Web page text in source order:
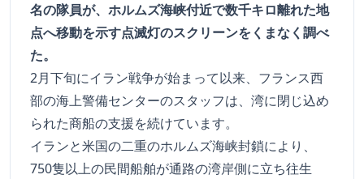
名の隊員が、ホルムズ海峡付近で数千キロ離れた地
点へ移動を示す点滅灯のスクリーンをくまなく調べ
た。
2月下旬にイラン戦争が始まって以来、フランス西
部の海上警備センターのスタッフは、湾に閉じ込め
られた商船の支援を続けています。
イランと米国の二重のホルムズ海峡封鎖により、
750隻以上の民間船舶が通路の湾岸側に立ち往生